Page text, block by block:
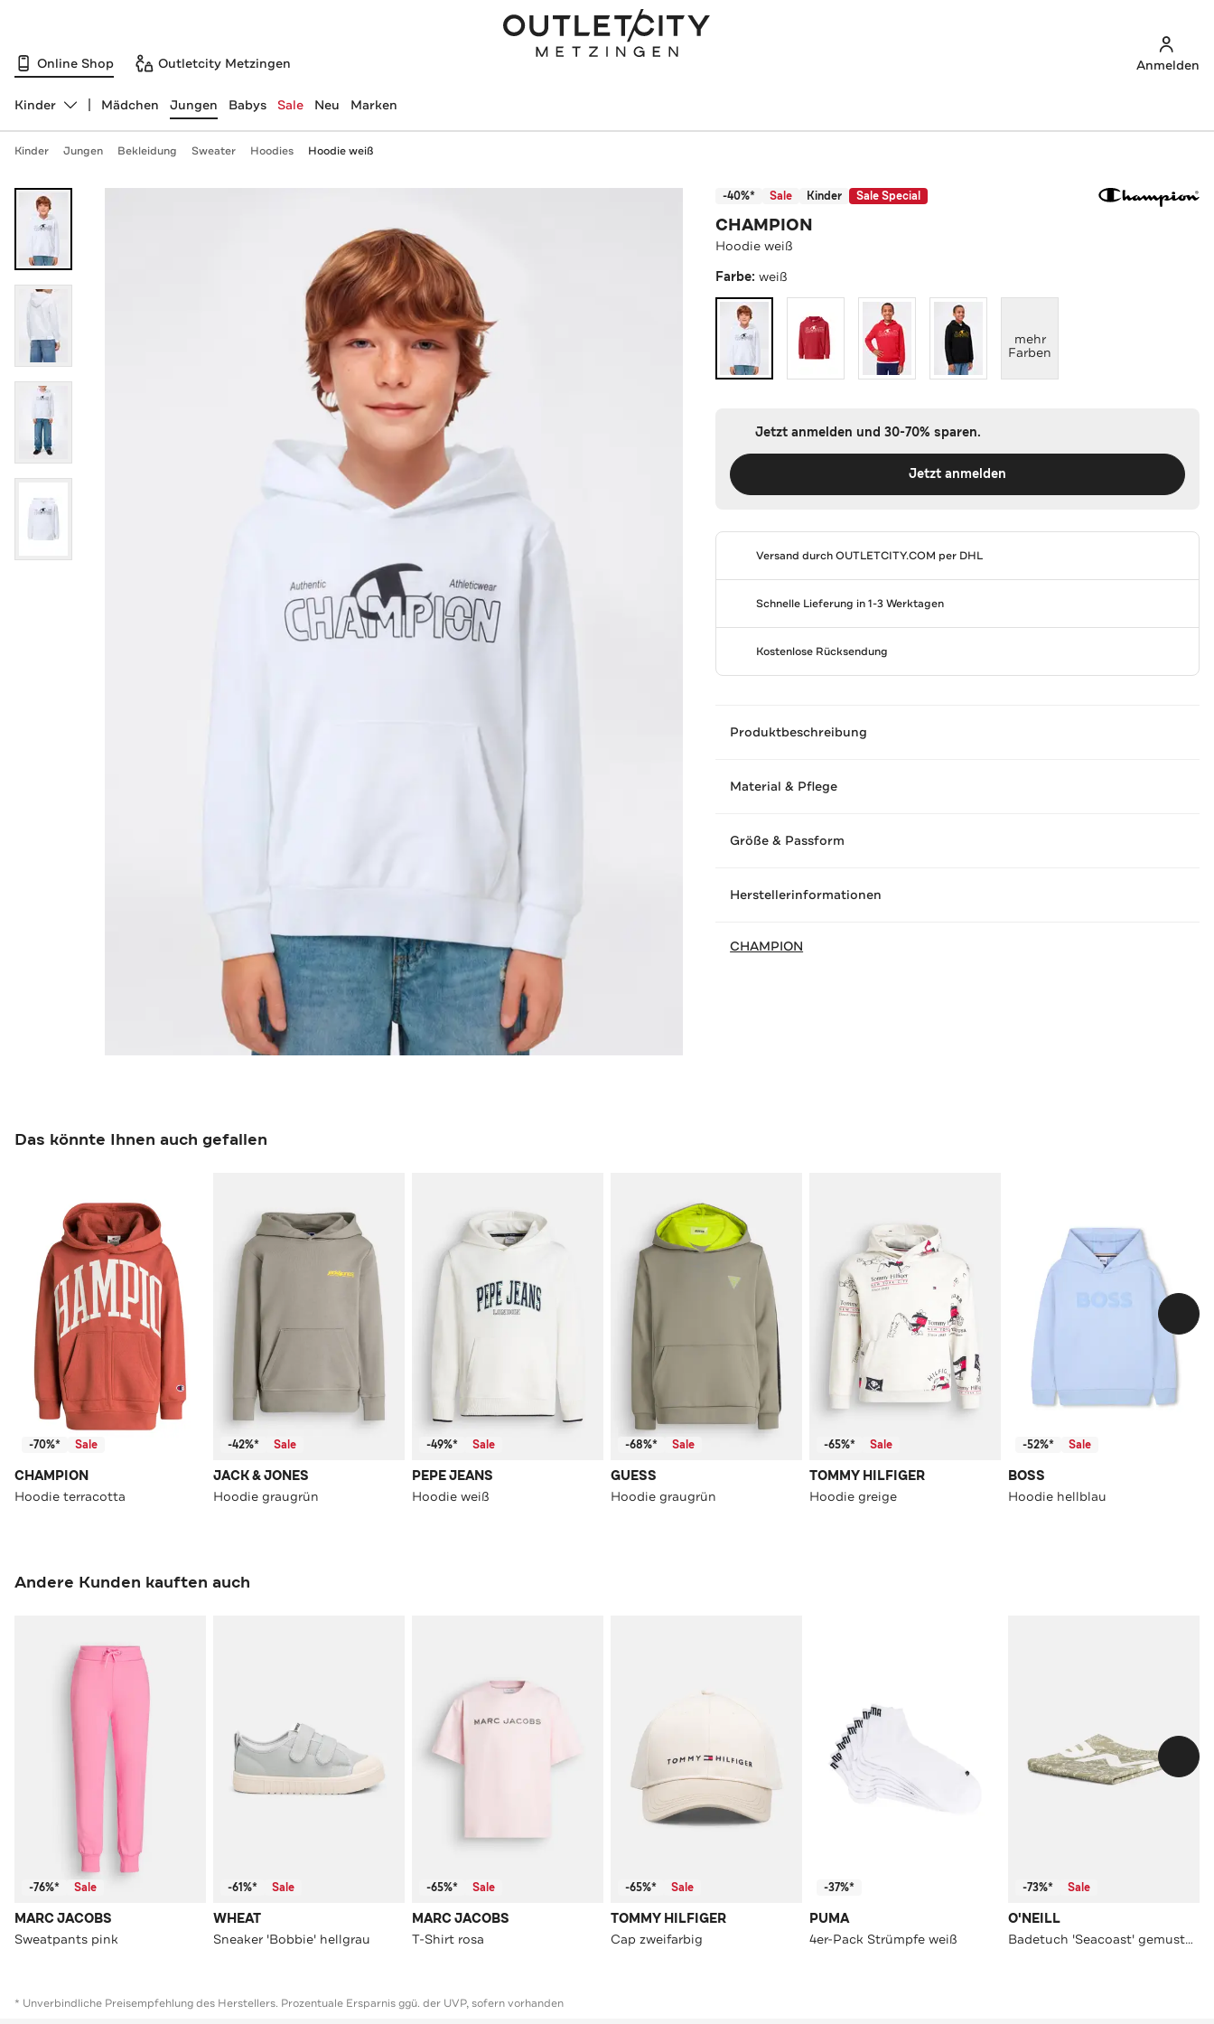
Online Shop Outletcity Metzingen Anmelden
Abteilung ändern, ausgewählt:
Kinder Mädchen Jungen Babys Sale Neu Marken
Kinder Jungen Bekleidung Sweater Hoodies Hoodie weiß
-40%* Sale Kinder Sale Special
CHAMPION
Hoodie weiß
Farbe:weiß
mehr
Farben
Jetzt anmelden und 30-70% sparen.
Jetzt anmelden
Versand durchOUTLETCITY.COM per DHL
Schnelle Lieferung in 1-3 Werktagen
Kostenlose Rücksendung
Produktbeschreibung
Material & Pflege
Größe & Passform
Herstellerinformationen
CHAMPION
Das könnte Ihnen auch gefallen
-70%* Sale
CHAMPION
Hoodie terracotta
-42%* Sale
JACK & JONES
Hoodie graugrün
-49%* Sale
PEPE JEANS
Hoodie weiß
-68%* Sale
GUESS
Hoodie graugrün
-65%* Sale
TOMMY HILFIGER
Hoodie greige
-52%* Sale
BOSS
Hoodie hellblau
Andere Kunden kauften auch
-76%* Sale
MARC JACOBS
Sweatpants pink
-61%* Sale
WHEAT
Sneaker 'Bobbie' hellgrau
-65%* Sale
MARC JACOBS
T-Shirt rosa
-65%* Sale
TOMMY HILFIGER
Cap zweifarbig
-37%*
PUMA
4er-Pack Strümpfe weiß
-73%* Sale
O'NEILL
Badetuch 'Seacoast' gemustert
* Unverbindliche Preisempfehlung des Herstellers. Prozentuale Ersparnis ggü. der UVP, sofern vorhanden